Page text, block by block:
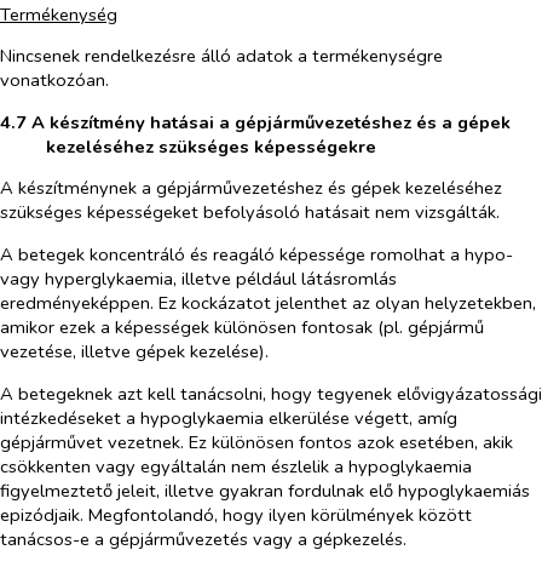
Termékenység
Nincsenek rendelkezésre álló adatok a termékenységre
vonatkozóan.
4.7 A készítmény hatásai a gépjárművezetéshez és a gépek
kezeléséhez szükséges képességekre
A készítménynek a gépjárművezetéshez és gépek kezeléséhez
szükséges képességeket befolyásoló hatásait nem vizsgálták.
A betegek koncentráló és reagáló képessége romolhat a hypo-
vagy hyperglykaemia, illetve például látásromlás
eredményeképpen. Ez kockázatot jelenthet az olyan helyzetekben,
amikor ezek a képességek különösen fontosak (pl. gépjármű
vezetése, illetve gépek kezelése).
A betegeknek azt kell tanácsolni, hogy tegyenek elővigyázatossági
intézkedéseket a hypoglykaemia elkerülése végett, amíg
gépjárművet vezetnek. Ez különösen fontos azok esetében, akik
csökkenten vagy egyáltalán nem észlelik a hypoglykaemia
figyelmeztető jeleit, illetve gyakran fordulnak elő hypoglykaemiás
epizódjaik. Megfontolandó, hogy ilyen körülmények között
tanácsos-e a gépjárművezetés vagy a gépkezelés.